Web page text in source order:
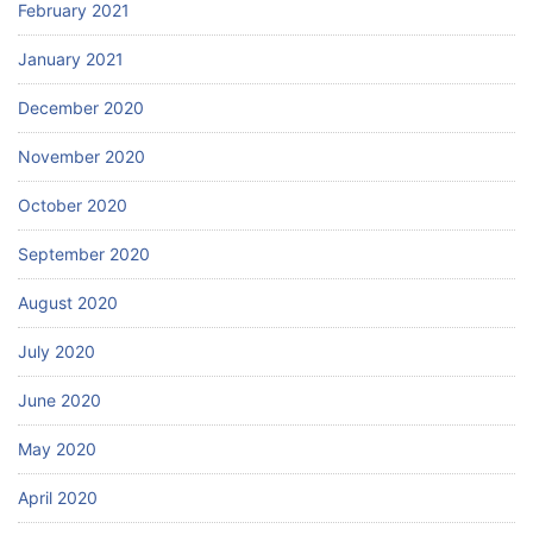
February 2021
January 2021
December 2020
November 2020
October 2020
September 2020
August 2020
July 2020
June 2020
May 2020
April 2020